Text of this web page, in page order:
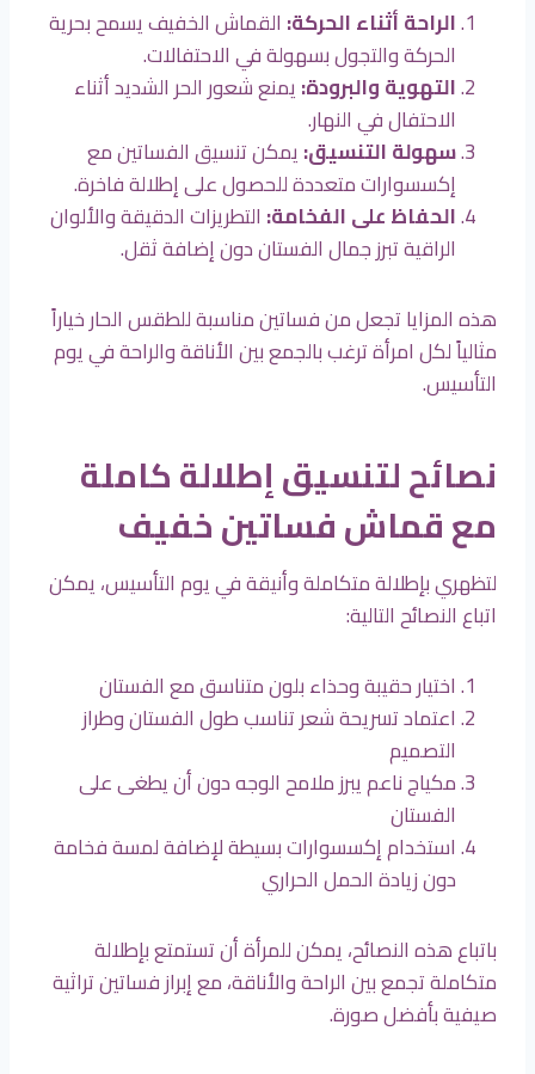
الراحة أثناء الحركة: القماش الخفيف يسمح بحرية
الحركة والتجول بسهولة في الاحتفالات.
التهوية والبرودة:يمنع شعور الحر الشديد أثناء
الاحتفال في النهار.
سهولة التنسيق:يمكن تنسيق الفساتين مع
إكسسوارات متعددة للحصول على إطلالة فاخرة.
الحفاظ على الفخامة: التطريزات الدقيقة والألوان
الراقية تبرز جمال الفستان دون إضافة ثقل.
هذه المزايا تجعل من فساتين مناسبة للطقس الحار خياراً
مثالياً لكل امرأة ترغب بالجمع بين الأناقة والراحة في يوم
التأسيس.
نصائح لتنسيق إطلالة كاملة
مع قماش فساتين خفيف
لتظهري بإطلالة متكاملة وأنيقة في يوم التأسيس، يمكن
اتباع النصائح التالية:
اختيار حقيبة وحذاء بلون متناسق مع الفستان
اعتماد تسريحة شعر تناسب طول الفستان وطراز
التصميم
مكياج ناعم يبرز ملامح الوجه دون أن يطغى على
الفستان
استخدام إكسسوارات بسيطة لإضافة لمسة فخامة
دون زيادة الحمل الحراري
باتباع هذه النصائح، يمكن للمرأة أن تستمتع بإطلالة
متكاملة تجمع بين الراحة والأناقة، مع إبراز فساتين تراثية
صيفية بأفضل صورة.